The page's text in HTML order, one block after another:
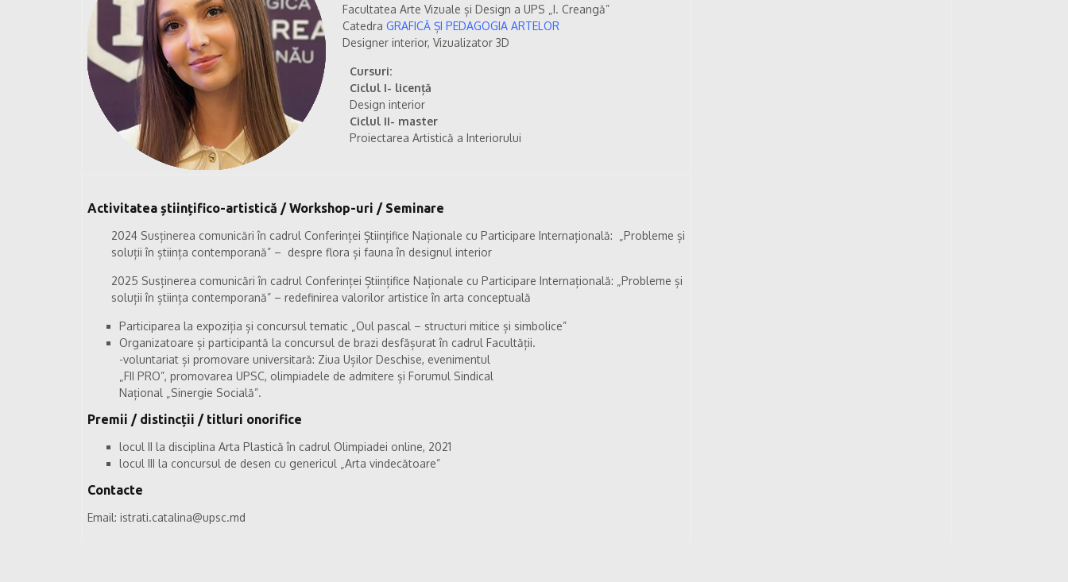
Facultatea Arte Vizuale și Design a UPS „I. Creangă”
Catedra GRAFICĂ ȘI PEDAGOGIA ARTELOR
Designer interior, Vizualizator 3D
Cursuri:
Ciclul I- licență
Design interior
Ciclul II- master
Proiectarea Artistică a Interiorului
Activitatea științifico-artistică / Workshop-uri / Seminare
2024 Susținerea comunicări în cadrul Conferinței Științifice Naționale cu Participare Internațională: „Probleme și
soluții în știința contemporană” – despre flora și fauna în designul interior
2025 Susținerea comunicări în cadrul Conferinței Științifice Naționale cu Participare Internațională: „Probleme și
soluții în știința contemporană” – redefinirea valorilor artistice în arta conceptuală
Participarea la expoziția și concursul tematic „Oul pascal – structuri mitice și simbolice”
Organizatoare și participantă la concursul de brazi desfășurat în cadrul Facultății.
-voluntariat și promovare universitară: Ziua Ușilor Deschise, evenimentul
„FII PRO”, promovarea UPSC, olimpiadele de admitere și Forumul Sindical
Național „Sinergie Socială”.
Premii / distincții / titluri onorifice
locul II la disciplina Arta Plastică în cadrul Olimpiadei online, 2021
locul III la concursul de desen cu genericul „Arta vindecătoare”
Contacte
Email: istrati.catalina@upsc.md